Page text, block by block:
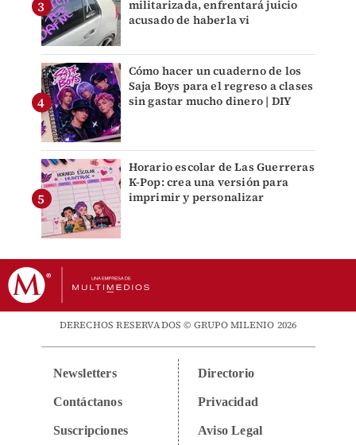
militarizada, enfrentará juicio
acusado de haberla vi
Cómo hacer un cuaderno de los
Saja Boys para el regreso a clases
sin gastar mucho dinero | DIY
Horario escolar de Las Guerreras
K-Pop: crea una versión para
imprimir y personalizar
DERECHOS RESERVADOS © GRUPO MILENIO 2026
Newsletters
Contáctanos
Suscripciones
Directorio
Privacidad
Aviso Legal